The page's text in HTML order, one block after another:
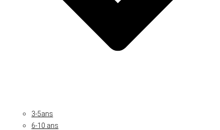
3-5ans
6-10 ans